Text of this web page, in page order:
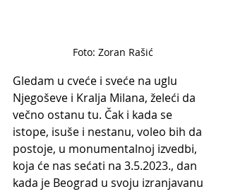
Foto: Zoran Rašić
Gledam u cveće i sveće na uglu
Njegoševe i Kralja Milana, želeći da
večno ostanu tu. Čak i kada se
istope, isuše i nestanu, voleo bih da
postoje, u monumentalnoj izvedbi,
koja će nas sećati na 3.5.2023., dan
kada je Beograd u svoju izranjavanu